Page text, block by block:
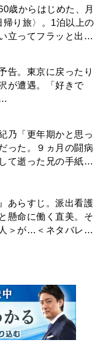
歳からはじめた、月
帰り旅〉。1泊以上の
立ってフラッと出か
告。東京に戻ったり
が遭遇。「好きで
乃「更年期かと思っ
った。９ヵ月の闘病
て逝った兄の手紙を
あらすじ。派出看護
懸命に働く直美。そ
＞が…＜ネタバレあ